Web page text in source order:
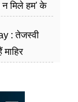
न मिले हम' के
: तेजस्वी